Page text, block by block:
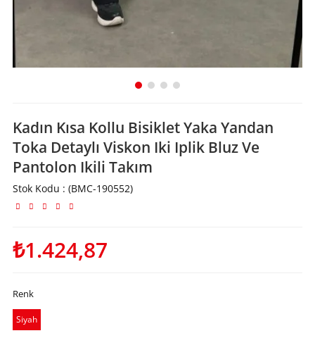
Kadın Kısa Kollu Bisiklet Yaka Yandan
Toka Detaylı Viskon Iki Iplik Bluz Ve
Pantolon Ikili Takım
Stok Kodu (BMC-190552)
₺1.424,87
Renk
Siyah